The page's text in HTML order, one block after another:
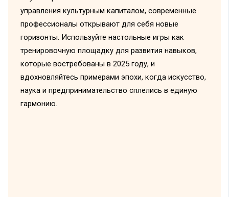
управления культурным капиталом, современные
профессионалы открывают для себя новые
горизонты. Используйте настольные игры как
тренировочную площадку для развития навыков,
которые востребованы в 2025 году, и
вдохновляйтесь примерами эпохи, когда искусство,
наука и предпринимательство сплелись в единую
гармонию.